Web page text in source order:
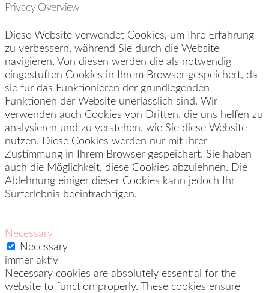
Privacy Overview
Diese Website verwendet Cookies, um Ihre Erfahrung
zu verbessern, während Sie durch die Website
navigieren. Von diesen werden die als notwendig
eingestuften Cookies in Ihrem Browser gespeichert, da
sie für das Funktionieren der grundlegenden
Funktionen der Website unerlässlich sind. Wir
verwenden auch Cookies von Dritten, die uns helfen zu
analysieren und zu verstehen, wie Sie diese Website
nutzen. Diese Cookies werden nur mit Ihrer
Zustimmung in Ihrem Browser gespeichert. Sie haben
auch die Möglichkeit, diese Cookies abzulehnen. Die
Ablehnung einiger dieser Cookies kann jedoch Ihr
Surferlebnis beeinträchtigen.
Necessary
Necessary
immer aktiv
Necessary cookies are absolutely essential for the
website to function properly. These cookies ensure